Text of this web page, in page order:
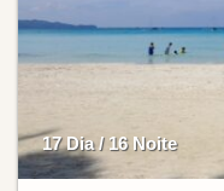
17 Dia / 16 Noite